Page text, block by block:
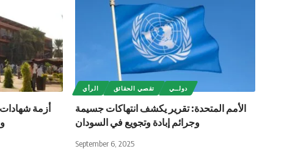
أزمة
الرأي تقصي الحقائق دولــي
الأمم المتحدة: تقرير يكشف انتهاكات جسيمة
وجرائم إبادة وتجويع في السودان
September 6, 2025